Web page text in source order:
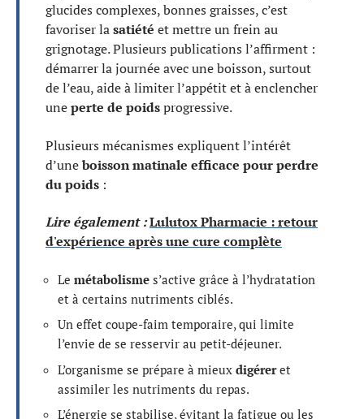
glucides complexes, bonnes graisses, c’est
favoriser lasatiété et mettre un frein au
grignotage. Plusieurs publications l’affirment :
démarrer la journée avec une boisson, surtout
de l’eau, aide à limiter l’appétit et à enclencher
uneperte de poidsprogressive.
Plusieurs mécanismes expliquent l’intérêt
d’uneboisson matinale efficace pour perdre
du poids :
Lire également :Lulutox Pharmacie : retour
d'expérience après une cure complète
Le métabolisme s’active grâce à l’hydratation
et à certains nutriments ciblés.
Un effet coupe-faim temporaire, qui limite
l’envie de se resservir au petit-déjeuner.
L’organisme se prépare à mieux digéreret
assimiler les nutriments du repas.
L’énergie se stabilise, évitant la fatigue ou les